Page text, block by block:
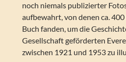
noch niemals publizierter
aufbewahrt, von denen ca. 400
Buch fanden, um die
Gesellschaft geförderten
zwischen 1921 und 1953 zu